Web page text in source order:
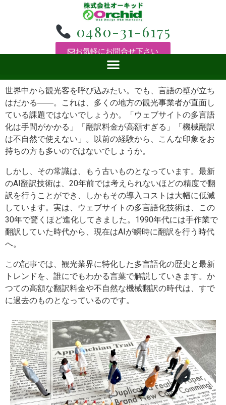
0480-31-6175
お気軽にお問合せ下さい
世界中から観光客を呼び込みたい。でも、言語の壁が立ち
はだかる――。これは、多くの地方の観光事業者が直面し
ている課題ではないでしょうか。「ウェブサイトの多言語
化は手間がかかる」「翻訳料金が高額すぎる」「機械翻訳
は不自然で使えない」。以前の経験から、こんな印象をお
持ちの方も多いのではないでしょうか。
しかし、その常識は、もう古いものとなっています。最新
のAI翻訳技術は、20年前では考えられないほどの精度で翻
訳を行うことができ、しかもその導入コストは大幅に低減
しています。実は、ウェブサイトの多言語化技術は、この
30年で驚くほど進化してきました。1990年代には手作業で
翻訳していた時代から、現在はAIが瞬時に翻訳を行う時代
へ。
この記事では、観光業界に特化した多言語化の歴史と最新
トレンドを、誰にでもわかる言葉で解説していきます。か
つての高額な翻訳料金や不自然な機械翻訳の時代は、すで
に過去のものとなっているのです。